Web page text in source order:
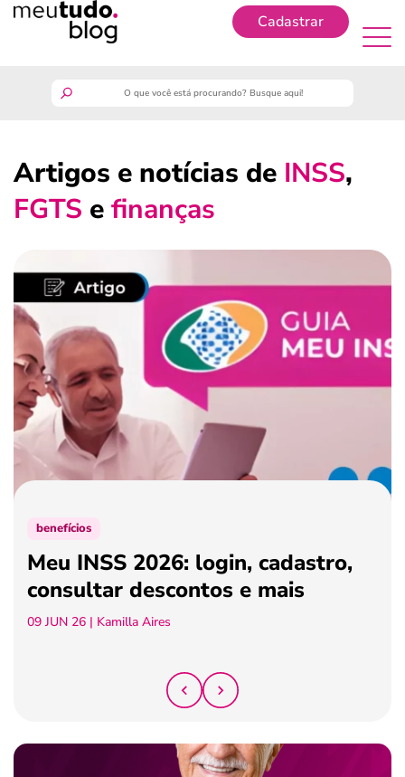
Cadastrar
guia do trabalhador
benefícios
crédito fácil
últimas notícias
ferramentas
Artigos e notícias de INSS,
FGTS efinanças
benefícios
Meu INSS 2026: login, cadastro,
consultar descontos e mais
09 JUN 26 | Kamilla Aires